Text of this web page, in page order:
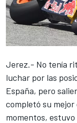
Jerez.- No tenía
luchar por las
España, pero
completó su
momentos, estuvo